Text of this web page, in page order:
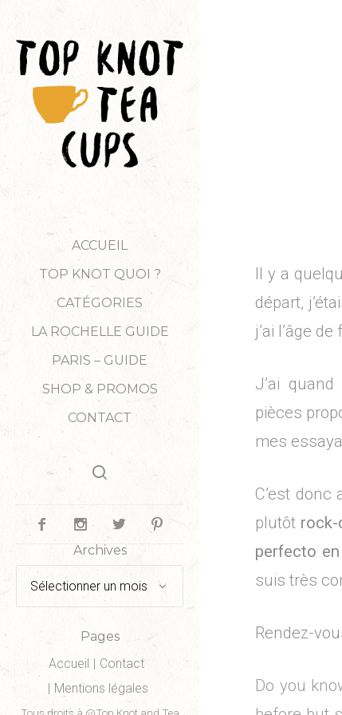
ACCUEIL
TOP KNOT QUOI ?
CATÉGORIES
LA ROCHELLE GUIDE
PARIS – GUIDE
SHOP & PROMOS
CONTACT
Archives
Archives
Pages
Accueil
Contact
Mentions légales
Il y a
départ,
j’ai l’âge
J’ai
pièces
mes
C’est
plutôt rock-
perfecto
suis très
Rendez-
Do you